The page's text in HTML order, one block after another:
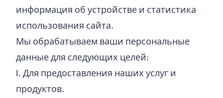
информация об устройстве и статистика
использования сайта.
Мы обрабатываем ваши персональные
данные для следующих целей:
I. Для предоставления наших услуг и
продуктов.